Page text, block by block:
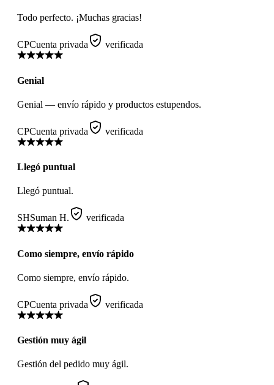
Todo perfecto. ¡Muchas gracias!
CPCuenta privada verificada
Genial
Genial — envío rápido y productos estupendos.
CPCuenta privada verificada
Llegó puntual
Llegó puntual.
SHSuman H. verificada
Como siempre, envío rápido
Como siempre, envío rápido.
CPCuenta privada verificada
Gestión muy ágil
Gestión del pedido muy ágil.